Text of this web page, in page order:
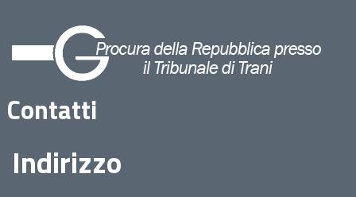
Contatti
Indirizzo